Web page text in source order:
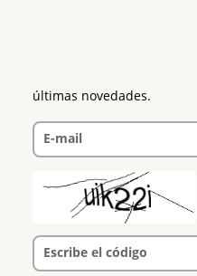
últimas novedades.
E-mail
Escribe el código